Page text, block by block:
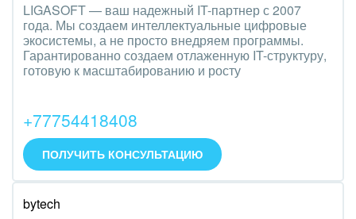
Связь и телекоммуникации
Финансы, бухгалтерия, банки
Электроэнергетика
Ювелирное дело
LIGASOFT — ваш надежный IT-партнер с 2007
года. Мы создаем интеллектуальные цифровые
экосистемы, а не просто внедряем программы.
Гарантированно создаем отлаженную IT-структуру,
готовую к масштабированию и росту
+77754418408
ПОЛУЧИТЬ КОНСУЛЬТАЦИЮ
bytech